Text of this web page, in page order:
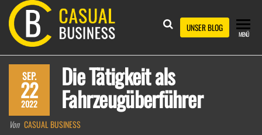
Zum
Inhalt
springen
CASUAL
BUSINESS
UNSER BLOG
MENÜ
SEP.
22
2022
Die Tätigkeit als
Fahrzeugüberführer
Von CASUAL BUSINESS